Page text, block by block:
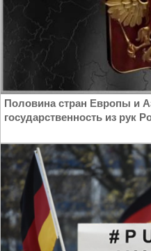
Половина стран Европы и
государственность из рук